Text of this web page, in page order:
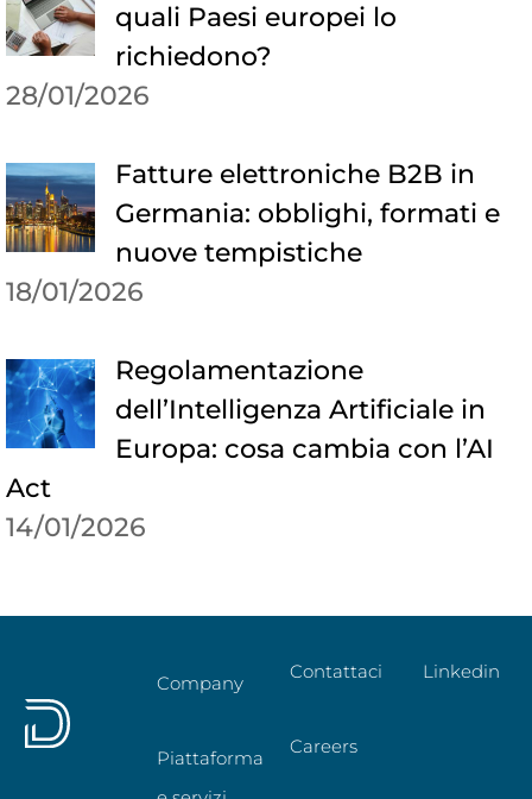
quali Paesi europei lo
richiedono?
28/01/2026
Fatture elettroniche B2B in
Germania: obblighi, formati e
nuove tempistiche
18/01/2026
Regolamentazione
dell’Intelligenza Artificiale in
Europa: cosa cambia con l’AI
Act
14/01/2026
Company
Piattaforma
Contattaci
Careers
Linkedin